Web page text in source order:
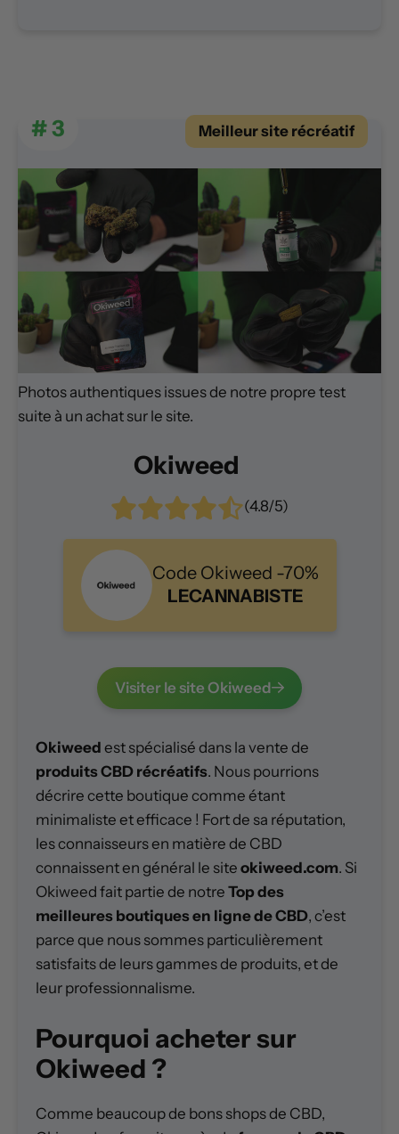
# 3 Meilleur site récréatif
Photos authentiques issues de notre propre test
suite à un achat sur le site.
Okiweed
(4.8/5)
Code Okiweed -70%
LECANNABISTE
Visiter le site Okiweed
Okiweed est spécialisé dans la vente de
produits CBD récréatifs. Nous pourrions
décrire cette boutique comme étant
minimaliste et efficace ! Fort de sa réputation,
les connaisseurs en matière de CBD
connaissent en général le site okiweed.com. Si
Okiweed fait partie de notre Top des
meilleures boutiques en ligne de CBD, c’est
parce que nous sommes particulièrement
satisfaits de leurs gammes de produits, et de
leur professionnalisme.
Pourquoi acheter sur
Okiweed ?
Comme beaucoup de bons shops de CBD,